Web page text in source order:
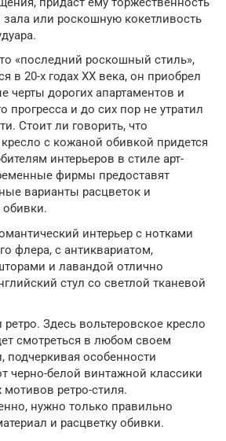
или роскошную кокетливость
«последний роскошный стиль»,
в 20-х годах XX века, он приобрел
черты дорогих апартаментов и
прогресса и до сих пор не утратил
Стоит ли говорить, что
с кожаной обивкой придется
интерьеров в стиле арт-
фирмы предоставят
варианты расцветок и
обивки.
интерьер с нотками
флера, с антиквариатом,
и лавандой отлично
стул со светлой тканевой
Здесь вольтеровское кресло
смотреться в любом своем
подчеркивая особенности
черно-белой винтажной классики
мотивов ретро-стиля.
нужно только правильно
и расцветку обивки.